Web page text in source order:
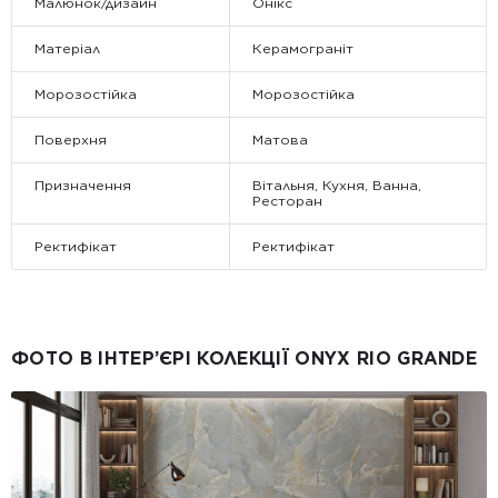
Матеріал Керамограніт
Морозостійка Морозостійка
Поверхня Матова
Призначення
Вітальня, Кухня, Ванна,
Ресторан
Ректифікат Ректифікат
ФОТО В ІНТЕР’ЄРІ КОЛЕКЦІЇ ONYX RIO GRANDE